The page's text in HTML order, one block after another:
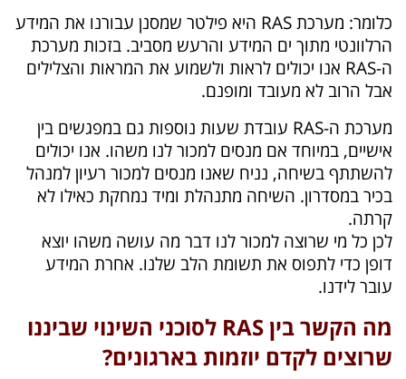
כלומר: מערכת RAS היא פילטר שמסנן עבורנו את המידע
הרלוונטי מתוך ים המידע והרעש מסביב. בזכות מערכת
ה-RAS אנו יכולים לראות ולשמוע את המראות והצלילים
אבל הרוב לא מעובד ומופנם.
מערכת ה-RAS עובדת שעות נוספות גם במפגשים בין
אישיים, במיוחד אם מנסים למכור לנו משהו. אנו יכולים
להשתתף בשיחה, נניח שאנו מנסים למכור רעיון למנהל
בכיר במסדרון. השיחה מתנהלת ומיד נמחקת כאילו לא
קרתה.
לכן כל מי שרוצה למכור לנו דבר מה עושה משהו יוצא
דופן כדי לתפוס את תשומת הלב שלנו. אחרת המידע
עובר לידנו.
מה הקשר בין RAS לסוכני השינוי שביננו
שרוצים לקדם יוזמות בארגונים?